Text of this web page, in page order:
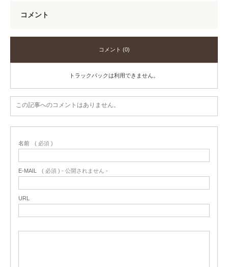
コメント
コメント (0)
トラックバックは利用できません。
この記事へのコメントはありません。
名前 ( 必須 )
E-MAIL ( 必須 ) - 公開されません -
URL